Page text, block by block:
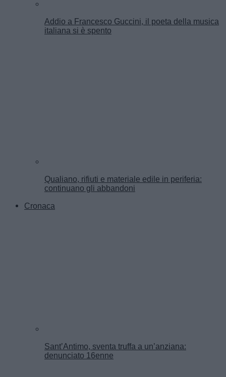
Addio a Francesco Guccini, il poeta della musica
italiana si è spento
Qualiano, rifiuti e materiale edile in periferia:
continuano gli abbandoni
Cronaca
Sant’Antimo, sventa truffa a un’anziana:
denunciato 16enne